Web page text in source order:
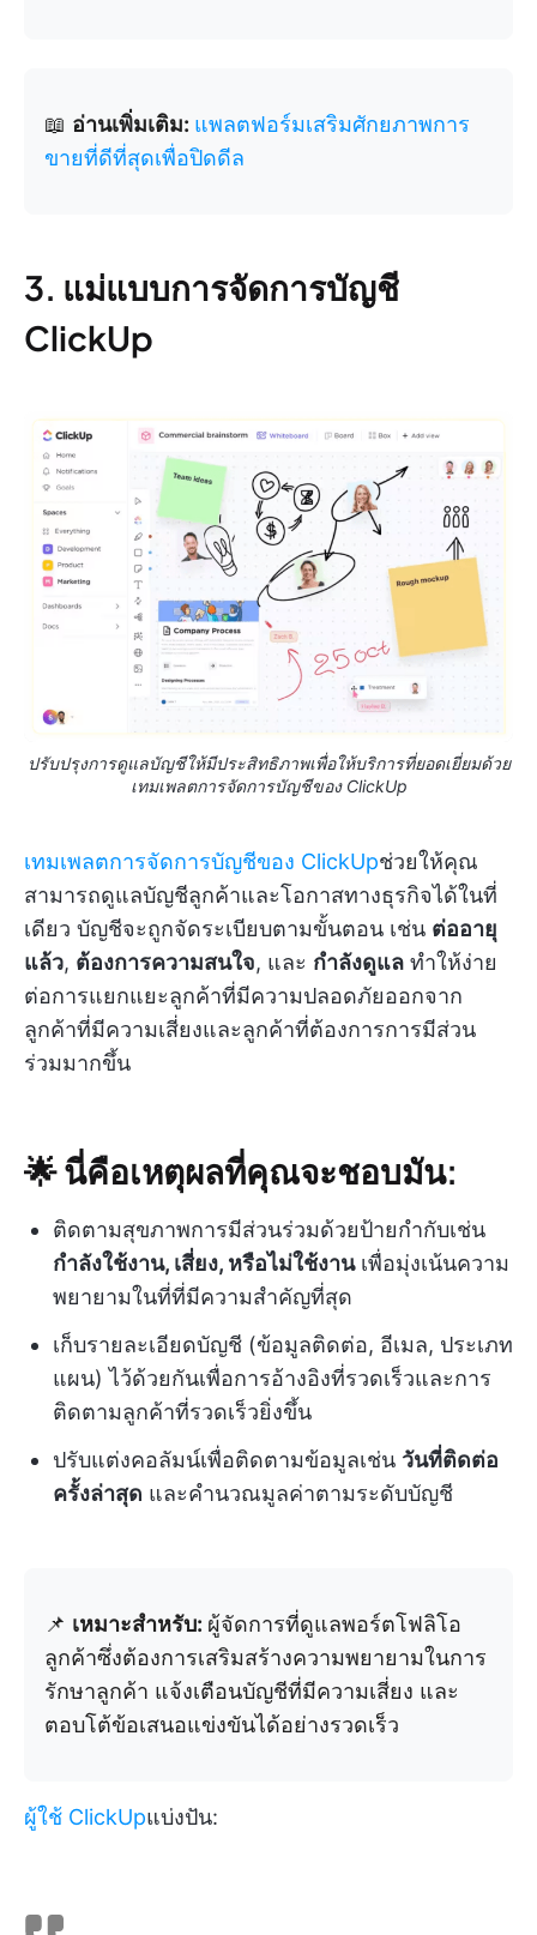
📖 อ่านเพิ่มเติม: แพลตฟอร์มเสริมศักยภาพการ
ขายที่ดีที่สุดเพื่อปิดดีล
3. แม่แบบการจัดการบัญชี
ClickUp
ปรับปรุงการดูแลบัญชีให้มีประสิทธิภาพเพื่อให้บริการที่ยอดเยี่ยมด้วย
เทมเพลตการจัดการบัญชีของ ClickUp
เทมเพลตการจัดการบัญชีของ ClickUpช่วยให้คุณ
สามารถดูแลบัญชีลูกค้าและโอกาสทางธุรกิจได้ในที่
เดียว บัญชีจะถูกจัดระเบียบตามขั้นตอน เช่น ต่ออายุ
แล้ว, ต้องการความสนใจ, และ กำลังดูแล ทำให้ง่าย
ต่อการแยกแยะลูกค้าที่มีความปลอดภัยออกจาก
ลูกค้าที่มีความเสี่ยงและลูกค้าที่ต้องการการมีส่วน
ร่วมมากขึ้น
🌟 นี่คือเหตุผลที่คุณจะชอบมัน:
ติดตามสุขภาพการมีส่วนร่วมด้วยป้ายกำกับเช่น
กำลังใช้งาน, เสี่ยง, หรือไม่ใช้งานเพื่อมุ่งเน้นความ
พยายามในที่ที่มีความสำคัญที่สุด
เก็บรายละเอียดบัญชี (ข้อมูลติดต่อ, อีเมล, ประเภท
แผน) ไว้ด้วยกันเพื่อการอ้างอิงที่รวดเร็วและการ
ติดตามลูกค้าที่รวดเร็วยิ่งขึ้น
ปรับแต่งคอลัมน์เพื่อติดตามข้อมูลเช่น วันที่ติดต่อ
ครั้งล่าสุด และคำนวณมูลค่าตามระดับบัญชี
📌 เหมาะสำหรับ: ผู้จัดการที่ดูแลพอร์ตโฟลิโอ
ลูกค้าซึ่งต้องการเสริมสร้างความพยายามในการ
รักษาลูกค้า แจ้งเตือนบัญชีที่มีความเสี่ยง และ
ตอบโต้ข้อเสนอแข่งขันได้อย่างรวดเร็ว
ผู้ใช้ ClickUpแบ่งปัน: